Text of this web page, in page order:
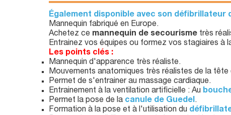
Également disponible avec son défibrillateur
Mannequin fabriqué en Europe.
Achetez ce mannequin de secourisme très
Entrainez vos équipes ou formez vos stagiaires à
Les points clés :
Mannequin d'apparence très réaliste.
Mouvements anatomiques très réalistes de la tête
Permet de s'entrainer au massage cardiaque.
Entrainement à la ventilation artificielle : Au
Permet la pose de la canule de Guedel.
Formation à la pose et à l'utilisation du